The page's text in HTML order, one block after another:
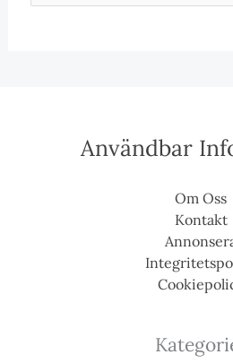
Användbar
Om Oss
Kontakt